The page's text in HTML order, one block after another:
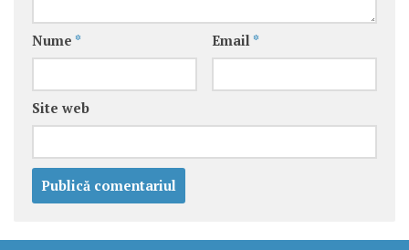
Nume * Email *
Site web